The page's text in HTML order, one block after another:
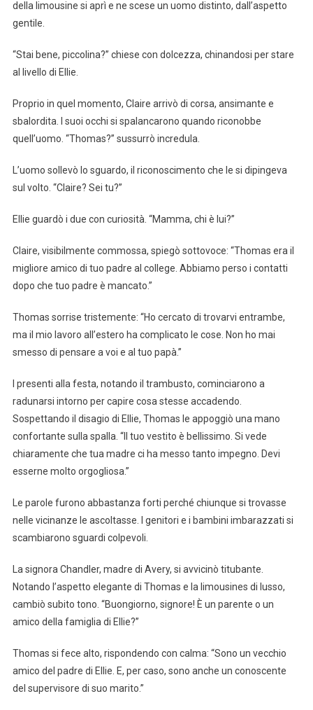
della limousine si aprì e ne scese un uomo distinto, dall’aspetto
gentile.
“Stai bene, piccolina?” chiese con dolcezza, chinandosi per stare
al livello di Ellie.
Proprio in quel momento, Claire arrivò di corsa, ansimante e
sbalordita. I suoi occhi si spalancarono quando riconobbe
quell’uomo. “Thomas?” sussurrò incredula.
L’uomo sollevò lo sguardo, il riconoscimento che le si dipingeva
sul volto. “Claire? Sei tu?”
Ellie guardò i due con curiosità. “Mamma, chi è lui?”
Claire, visibilmente commossa, spiegò sottovoce: “Thomas era il
migliore amico di tuo padre al college. Abbiamo perso i contatti
dopo che tuo padre è mancato.”
Thomas sorrise tristemente: “Ho cercato di trovarvi entrambe,
ma il mio lavoro all’estero ha complicato le cose. Non ho mai
smesso di pensare a voi e al tuo papà.”
I presenti alla festa, notando il trambusto, cominciarono a
radunarsi intorno per capire cosa stesse accadendo.
Sospettando il disagio di Ellie, Thomas le appoggiò una mano
confortante sulla spalla. “Il tuo vestito è bellissimo. Si vede
chiaramente che tua madre ci ha messo tanto impegno. Devi
esserne molto orgogliosa.”
Le parole furono abbastanza forti perché chiunque si trovasse
nelle vicinanze le ascoltasse. I genitori e i bambini imbarazzati si
scambiarono sguardi colpevoli.
La signora Chandler, madre di Avery, si avvicinò titubante.
Notando l’aspetto elegante di Thomas e la limousines di lusso,
cambiò subito tono. “Buongiorno, signore! È un parente o un
amico della famiglia di Ellie?”
Thomas si fece alto, rispondendo con calma: “Sono un vecchio
amico del padre di Ellie. E, per caso, sono anche un conoscente
del supervisore di suo marito.”